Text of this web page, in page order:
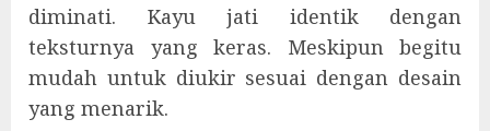
diminati. Kayu jati identik dengan
teksturnya yang keras. Meskipun begitu
mudah untuk diukir sesuai dengan desain
yang menarik.